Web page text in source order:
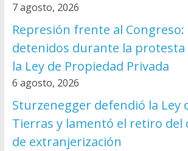
7 agosto, 2026
Represión frente al
detenidos durante la
la Ley de Propiedad Privada
6 agosto, 2026
Sturzenegger defendió la Ley
Tierras y lamentó el retiro del
de extranjerización